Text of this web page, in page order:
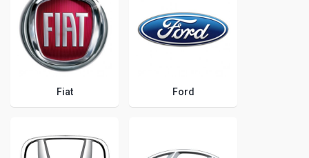
Fiat Ford